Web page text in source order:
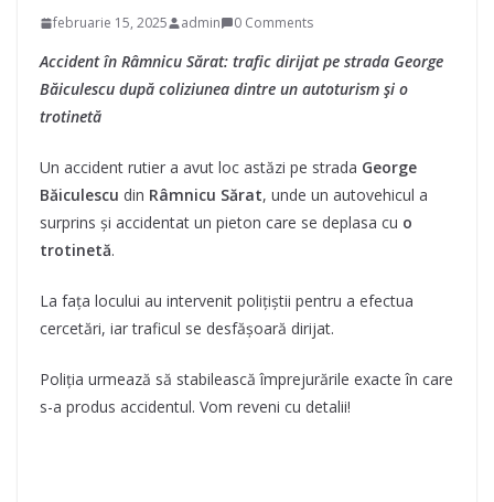
februarie 15, 2025 admin 0 Comments
Accident în Râmnicu Sărat: trafic dirijat pe strada George
Băiculescu după coliziunea dintre un autoturism și o
trotinetă
Un accident rutier a avut loc astăzi pe strada George
Băiculescu din Râmnicu Sărat, unde un autovehicul a
surprins și accidentat un pieton care se deplasa cu o
trotinetă.
La fața locului au intervenit polițiștii pentru a efectua
cercetări, iar traficul se desfășoară dirijat.
Poliția urmează să stabilească împrejurările exacte în care
s-a produs accidentul. Vom reveni cu detalii!